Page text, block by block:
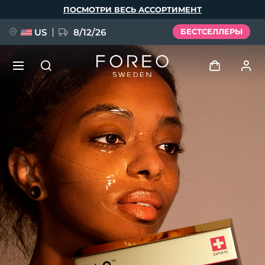
ПОСМОТРИ ВЕСЬ АССОРТИМЕНТ
US 8/12/26 БЕСТСЕЛЛЕРЫ
Профиль пользователя
Мои приборы
Мои адреса
Мои подписки
НОВИНКА
FAQ™ Pure Beauty-Tech Elixir
BREAKING NEWS
issa™ Teeth Whitening Set
Язык
English Deutsch
Español
Français
Italiano
Português
Polski
Svenska
Русский
Türkçe
简体中文 繁體中文